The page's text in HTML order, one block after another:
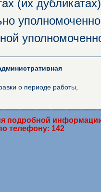
(их
о периоде работы,
подробной
телефону: 142